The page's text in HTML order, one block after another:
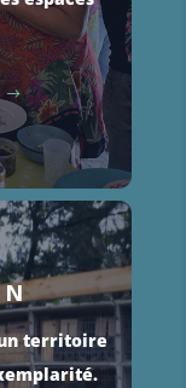
territoire